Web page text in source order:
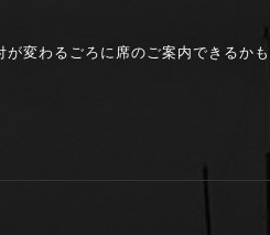
変わるごろに席のご案内できるか